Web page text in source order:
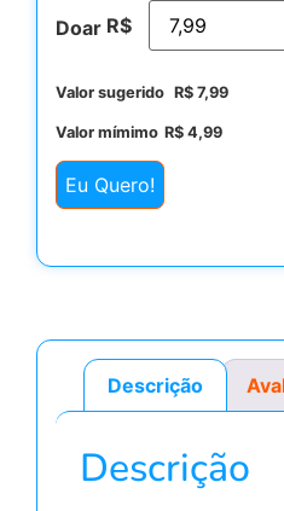
Doar R$
Valor sugerido R$ 7,99
Valor mímimo R$ 4,99
Eu Quero!
Descrição
Descrição